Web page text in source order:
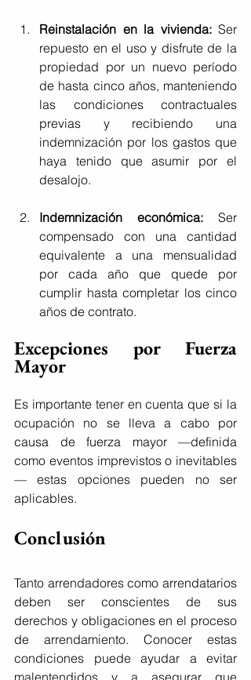
Reinstalación en la vivienda: Ser
repuesto en el uso y disfrute de la
propiedad por un nuevo período
de hasta cinco años, manteniendo
las condiciones contractuales
previas y recibiendo una
indemnización por los gastos que
haya tenido que asumir por el
desalojo.
Indemnización económica: Ser
compensado con una cantidad
equivalente a una mensualidad
por cada año que quede por
cumplir hasta completar los cinco
años de contrato.
Excepciones por Fuerza
Mayor
Es importante tener en cuenta que si la
ocupación no se lleva a cabo por
causa de fuerza mayor —definida
como eventos imprevistos o inevitables
— estas opciones pueden no ser
aplicables.
Conclusión
Tanto arrendadores como arrendatarios
deben ser conscientes de sus
derechos y obligaciones en el proceso
de arrendamiento. Conocer estas
condiciones puede ayudar a evitar
malentendidos y a asegurar que